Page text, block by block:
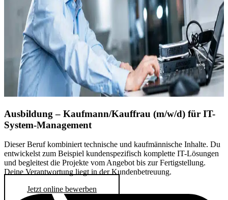
Ausbildung – Kaufmann/Kauffrau (m/w/d) für IT-
System-Management
Dieser Beruf kombiniert technische und kaufmännische Inhalte. Du
entwickelst zum Beispiel kundenspezifisch komplette IT-Lösungen
und begleitest die Projekte vom Angebot bis zur Fertigstellung.
Deine Verantwortung liegt in der Kundenbetreuung.
Jetzt online bewerben